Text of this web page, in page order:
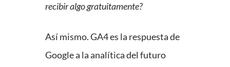
recibir algo gratuitamente?
Así mismo. GA4 es la respuesta de
Google a la analítica del futuro